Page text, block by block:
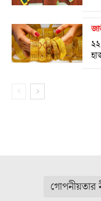
গোপনীয়তার